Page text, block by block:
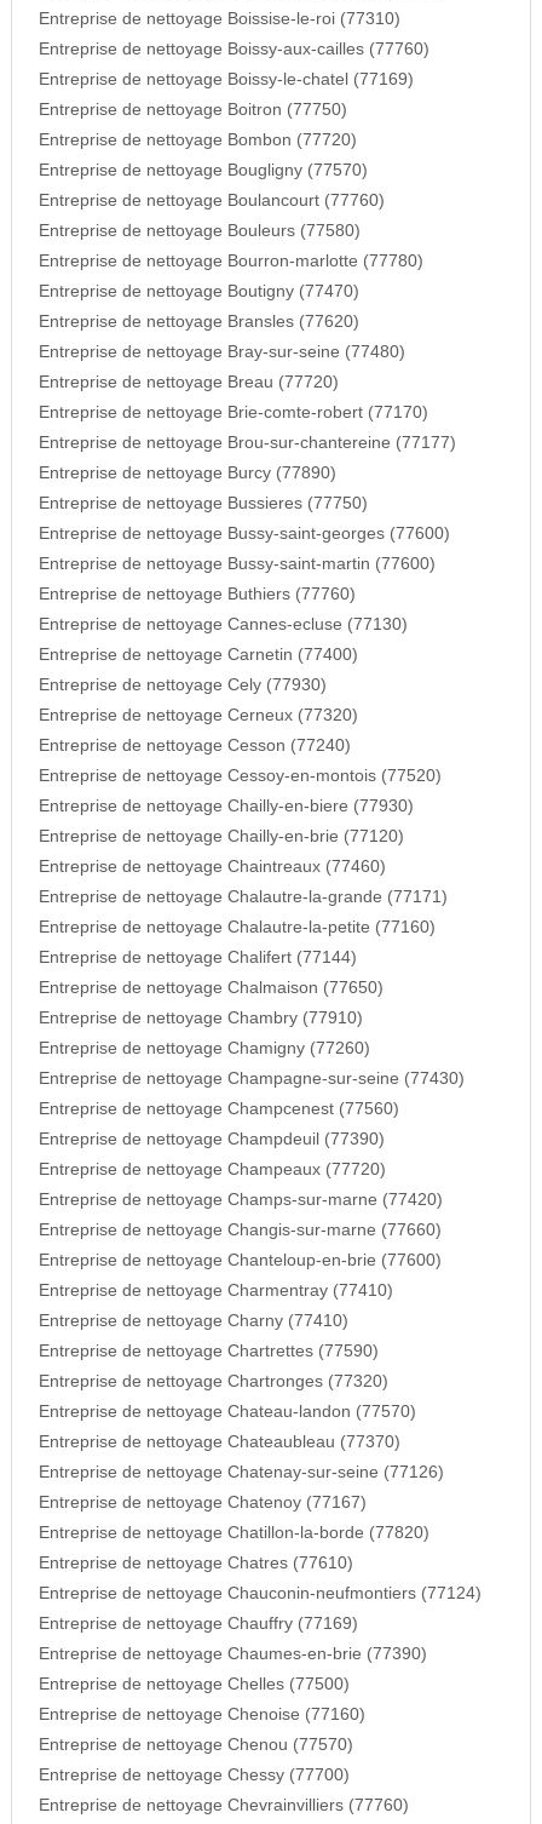
Entreprise de nettoyage Boissise-le-roi (77310)
Entreprise de nettoyage Boissy-aux-cailles (77760)
Entreprise de nettoyage Boissy-le-chatel (77169)
Entreprise de nettoyage Boitron (77750)
Entreprise de nettoyage Bombon (77720)
Entreprise de nettoyage Bougligny (77570)
Entreprise de nettoyage Boulancourt (77760)
Entreprise de nettoyage Bouleurs (77580)
Entreprise de nettoyage Bourron-marlotte (77780)
Entreprise de nettoyage Boutigny (77470)
Entreprise de nettoyage Bransles (77620)
Entreprise de nettoyage Bray-sur-seine (77480)
Entreprise de nettoyage Breau (77720)
Entreprise de nettoyage Brie-comte-robert (77170)
Entreprise de nettoyage Brou-sur-chantereine (77177)
Entreprise de nettoyage Burcy (77890)
Entreprise de nettoyage Bussieres (77750)
Entreprise de nettoyage Bussy-saint-georges (77600)
Entreprise de nettoyage Bussy-saint-martin (77600)
Entreprise de nettoyage Buthiers (77760)
Entreprise de nettoyage Cannes-ecluse (77130)
Entreprise de nettoyage Carnetin (77400)
Entreprise de nettoyage Cely (77930)
Entreprise de nettoyage Cerneux (77320)
Entreprise de nettoyage Cesson (77240)
Entreprise de nettoyage Cessoy-en-montois (77520)
Entreprise de nettoyage Chailly-en-biere (77930)
Entreprise de nettoyage Chailly-en-brie (77120)
Entreprise de nettoyage Chaintreaux (77460)
Entreprise de nettoyage Chalautre-la-grande (77171)
Entreprise de nettoyage Chalautre-la-petite (77160)
Entreprise de nettoyage Chalifert (77144)
Entreprise de nettoyage Chalmaison (77650)
Entreprise de nettoyage Chambry (77910)
Entreprise de nettoyage Chamigny (77260)
Entreprise de nettoyage Champagne-sur-seine (77430)
Entreprise de nettoyage Champcenest (77560)
Entreprise de nettoyage Champdeuil (77390)
Entreprise de nettoyage Champeaux (77720)
Entreprise de nettoyage Champs-sur-marne (77420)
Entreprise de nettoyage Changis-sur-marne (77660)
Entreprise de nettoyage Chanteloup-en-brie (77600)
Entreprise de nettoyage Charmentray (77410)
Entreprise de nettoyage Charny (77410)
Entreprise de nettoyage Chartrettes (77590)
Entreprise de nettoyage Chartronges (77320)
Entreprise de nettoyage Chateau-landon (77570)
Entreprise de nettoyage Chateaubleau (77370)
Entreprise de nettoyage Chatenay-sur-seine (77126)
Entreprise de nettoyage Chatenoy (77167)
Entreprise de nettoyage Chatillon-la-borde (77820)
Entreprise de nettoyage Chatres (77610)
Entreprise de nettoyage Chauconin-neufmontiers (77124)
Entreprise de nettoyage Chauffry (77169)
Entreprise de nettoyage Chaumes-en-brie (77390)
Entreprise de nettoyage Chelles (77500)
Entreprise de nettoyage Chenoise (77160)
Entreprise de nettoyage Chenou (77570)
Entreprise de nettoyage Chessy (77700)
Entreprise de nettoyage Chevrainvilliers (77760)